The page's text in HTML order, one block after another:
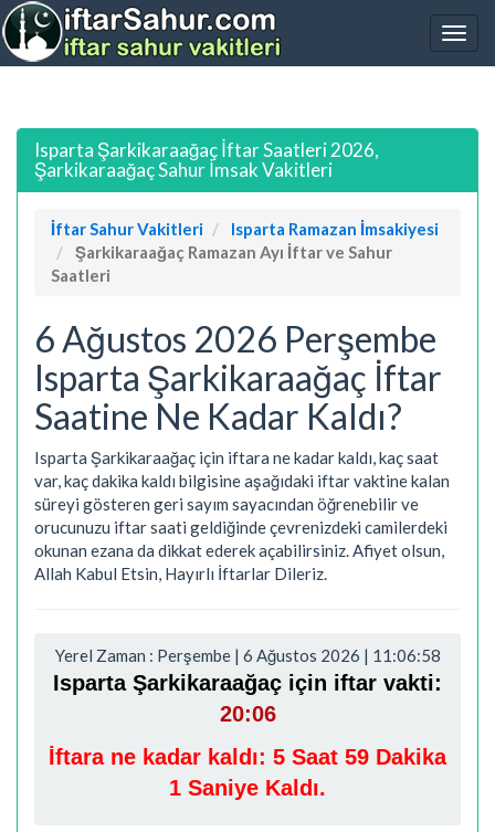
Isparta Şarkikaraağaç İftar Saatleri 2026,
Şarkikaraağaç Sahur İmsak Vakitleri
İftar Sahur Vakitleri
Isparta Ramazan İmsakiyesi
Şarkikaraağaç Ramazan Ayı İftar ve Sahur
Saatleri
6 Ağustos 2026 Perşembe
Isparta Şarkikaraağaç İftar
Saatine Ne Kadar Kaldı?
Isparta Şarkikaraağaç için iftara ne kadar kaldı, kaç saat
var, kaç dakika kaldı bilgisine aşağıdaki iftar vaktine kalan
süreyi gösteren geri sayım sayacından öğrenebilir ve
orucunuzu iftar saati geldiğinde çevrenizdeki camilerdeki
okunan ezana da dikkat ederek açabilirsiniz. Afiyet olsun,
Allah Kabul Etsin, Hayırlı İftarlar Dileriz.
Yerel Zaman : Perşembe | 6 Ağustos 2026 | 11:06:59
Isparta Şarkikaraağaç için iftar vakti:
20:06
İftara ne kadar kaldı: 5 Saat 59 Dakika
0 Saniye Kaldı.